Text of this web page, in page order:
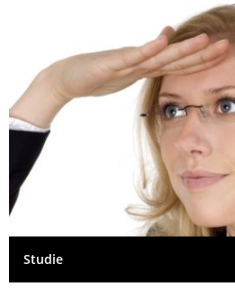
Studie